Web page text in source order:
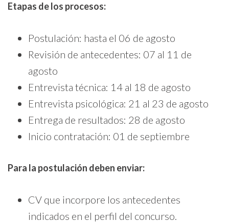
Etapas de los procesos:
Postulación: hasta el 06 de agosto
Revisión de antecedentes: 07 al 11 de
agosto
Entrevista técnica: 14 al 18 de agosto
Entrevista psicológica: 21 al 23 de agosto
Entrega de resultados: 28 de agosto
Inicio contratación: 01 de septiembre
Para la postulación deben enviar:
CV que incorpore los antecedentes
indicados en el perfil del concurso.